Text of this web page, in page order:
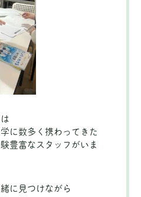
に数多く携わってきた
豊富なスタッフがいま
に見つけながら